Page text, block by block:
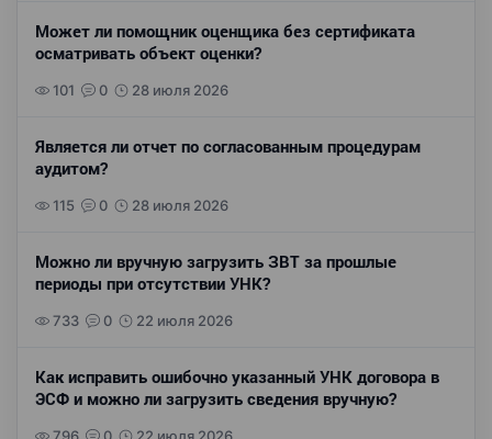
Может ли помощник оценщика без сертификата
осматривать объект оценки?
101 0 28 июля 2026
Является ли отчет по согласованным процедурам
аудитом?
115 0 28 июля 2026
Можно ли вручную загрузить ЗВТ за прошлые
периоды при отсутствии УНК?
733 0 22 июля 2026
Как исправить ошибочно указанный УНК договора в
ЭСФ и можно ли загрузить сведения вручную?